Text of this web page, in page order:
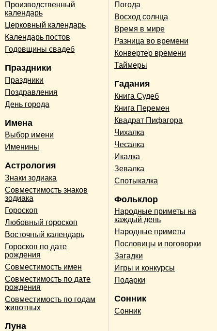
Производственный
календарь
Церковный календарь
Календарь постов
Годовщины свадеб
Праздники
Праздники
Поздравления
День города
Имена
Выбор имени
Именины
Астрология
Знаки зодиака
Совместимость знаков
зодиака
Гороскоп
Любовный гороскоп
Восточный календарь
Гороскоп по дате
рождения
Совместимость имен
Совместимость по дате
рождения
Совместимость по годам
животных
Луна
Погода
Восход солнца
Время в мире
Разница во времени
Конвертер времени
Таймеры
Гадания
Книга Судеб
Книга Перемен
Квадрат Пифагора
Чихалка
Чесалка
Икалка
Зевалка
Спотыкалка
Фольклор
Народные приметы на
каждый день
Народные приметы
Пословицы и поговорки
Загадки
Игры и конкурсы
Подарки
Сонник
Сонник